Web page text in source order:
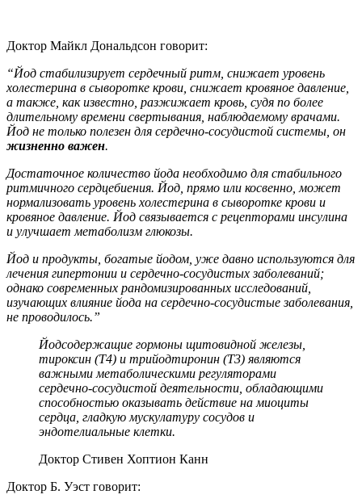
Доктор Майкл Дональдсон говорит:
“Йод стабилизирует сердечный ритм, снижает уровень
холестерина в сыворотке крови, снижает кровяное давление,
а также, как известно, разжижает кровь, судя по более
длительному времени свертывания, наблюдаемому врачами.
Йод не только полезен для сердечно-сосудистой системы, он
жизненно важен.
Достаточное количество йода необходимо для стабильного
ритмичного сердцебиения. Йод, прямо или косвенно, может
нормализовать уровень холестерина в сыворотке крови и
кровяное давление. Йод связывается с рецепторами инсулина
и улучшает метаболизм глюкозы.
Йод и продукты, богатые йодом, уже давно используются для
лечения гипертонии и сердечно-сосудистых заболеваний;
однако современных рандомизированных исследований,
изучающих влияние йода на сердечно-сосудистые заболевания,
не проводилось.”
Йодсодержащие гормоны щитовидной железы,
тироксин (Т4) и трийодтиронин (Т3) являются
важными метаболическими регуляторами
сердечно-сосудистой деятельности, обладающими
способностью оказывать действие на миоциты
сердца, гладкую мускулатуру сосудов и
эндотелиальные клетки.
Доктор Стивен Хоптион Канн
Доктор Б. Уэст говорит: